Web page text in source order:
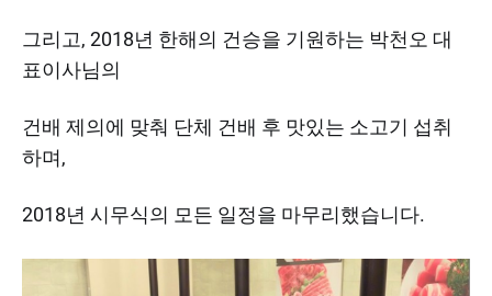
그리고, 2018년 한해의 건승을 기원하는 박천오 대
표이사님의
건배 제의에 맞춰 단체 건배 후 맛있는 소고기 섭취
하며,
2018년 시무식의 모든 일정을 마무리했습니다.